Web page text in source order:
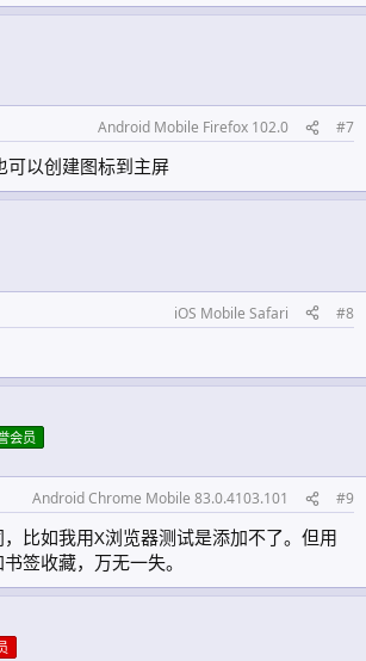
Android Mobile Firefox 102.0 #7
以创建图标到主屏
iOS Mobile Safari #8
会员
Android Chrome Mobile 83.0.4103.101 #9
比如我用X浏览器测试是添加不了。但用
签收藏，万无一失。